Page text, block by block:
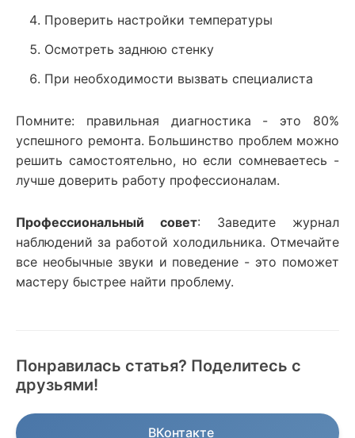
Проверить настройки температуры
Осмотреть заднюю стенку
При необходимости вызвать специалиста
Помните: правильная диагностика - это 80%
успешного ремонта. Большинство проблем можно
решить самостоятельно, но если сомневаетесь -
лучше доверить работу профессионалам.
Профессиональный совет: Заведите журнал
наблюдений за работой холодильника. Отмечайте
все необычные звуки и поведение - это поможет
мастеру быстрее найти проблему.
Понравилась статья? Поделитесь с
друзьями!
ВКонтакте